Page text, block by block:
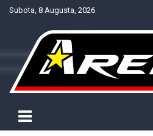
SkipSubota, 8 Augusta, 2026
NTV Arena